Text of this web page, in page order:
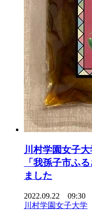
川村学園女子
「我孫子市ふ
ました
2022.09.22 09:30
川村学園女子大学